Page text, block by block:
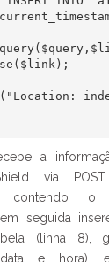
a
via
contendo o
seguida
(linha 8),
e hora),